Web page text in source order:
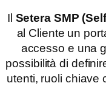
Il Setera SMP
al Cliente un
accesso e una
possibilità di
utenti, ruoli chiave